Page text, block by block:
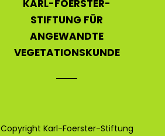
KARL-FOERSTER-
STIFTUNG FÜR
ANGEWANDTE
VEGETATIONSKUNDE
Copyright Karl-Foerster-Stiftung